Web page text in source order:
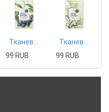
99 RUB
99 RUB